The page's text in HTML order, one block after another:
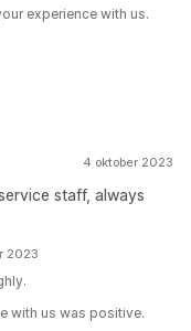
experience with us.
4 oktober 2023
staff, always
2023
with us was positive.